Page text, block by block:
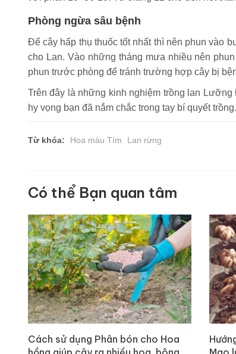
Phòng ngừa sâu bệnh
Để cây hấp thụ thuốc tốt nhất thì nên phun vào
cho Lan. Vào những tháng mưa nhiều nên
phun trước phòng để tránh trường hợp cây bị
Trên đây là những kinh nghiệm trồng lan
hy vọng bạn đã nắm chắc trong tay bí quyết
Từ khóa: Hoa màu Tím Lan rừng
Có thể Bạn quan tâm
Cách sử dụng Phân bón cho Hoa